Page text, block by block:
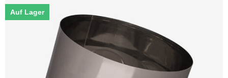
Auf Lager